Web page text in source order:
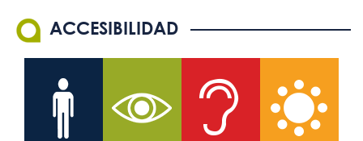
ACCESIBILIDAD